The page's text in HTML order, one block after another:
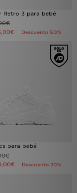
Retro 3 para bebé
Descuento 50%
para bebé
Descuento 20%